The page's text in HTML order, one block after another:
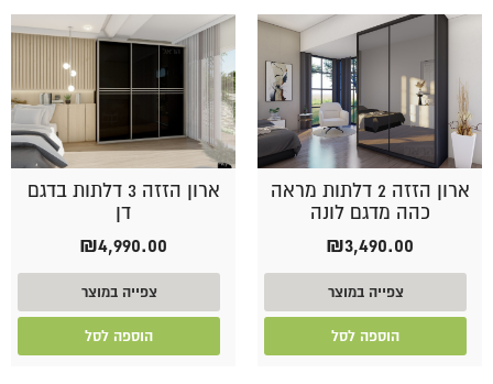
ארון הזזה 2 דלתות מראה
כהה מדגם לונה
₪3,490.00
צפייה במוצר
הוספה לסל
ארון הזזה 3 דלתות בדגם
דן
₪4,990.00
צפייה במוצר
הוספה לסל